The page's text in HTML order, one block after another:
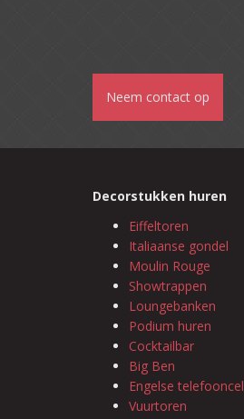
Neem contact op
Decorstukken huren
Eiffeltoren
Italiaanse gondel
Moulin Rouge
Showtrappen
Loungebanken
Podium huren
Cocktailbar
Big Ben
Engelse telefooncel
Vuurtoren